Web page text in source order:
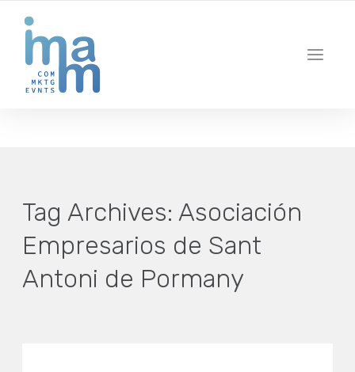
IBIZA · MADRID · BARCELONA
Tag Archives:Asociación
Empresarios de Sant
Antoni de Pormany